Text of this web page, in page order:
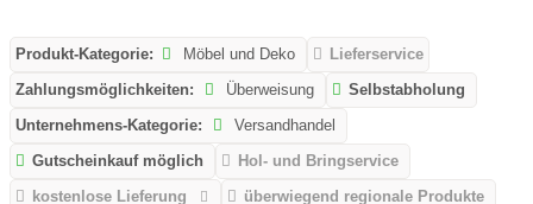
Produkt-Kategorie: Möbel und Deko
Lieferservice
Zahlungsmöglichkeiten:
Überweisung
Selbstabholung
Unternehmens-Kategorie:
Versandhandel
Gutscheinkauf möglich
Hol- und Bringservice
kostenlose Lieferung
überwiegend regionale Produkte